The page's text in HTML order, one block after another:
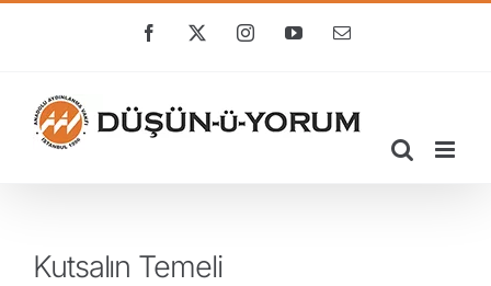
Facebook
X InstagramYouTube
E-
Kutsalın Temeli